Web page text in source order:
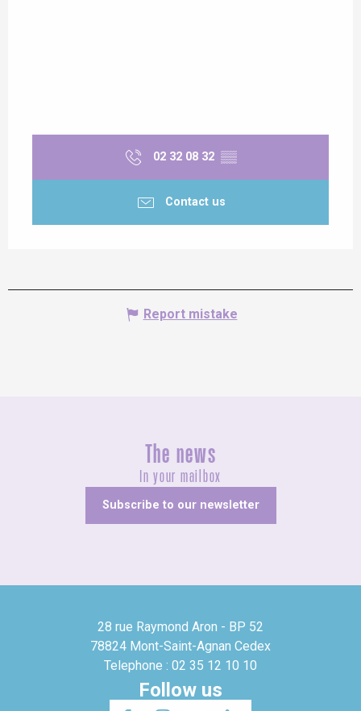
02 32 08 32 ▒▒
Contact us
Report mistake
The news
In your mailbox
Subscribe to our newsletter
28 rue Raymond Aron - BP 52
78824 Mont-Saint-Agnan Cedex
Telephone : 02 35 12 10 10
Follow us